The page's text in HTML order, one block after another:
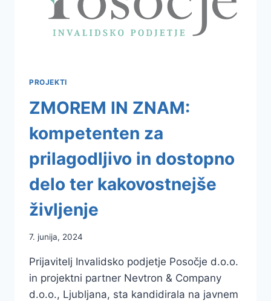
PROJEKTI
ZMOREM IN ZNAM:
kompetenten za
prilagodljivo in dostopno
delo ter kakovostnejše
življenje
7. junija, 2024
Prijavitelj Invalidsko podjetje Posočje d.o.o.
in projektni partner Nevtron & Company
d.o.o., Ljubljana, sta kandidirala na javnem